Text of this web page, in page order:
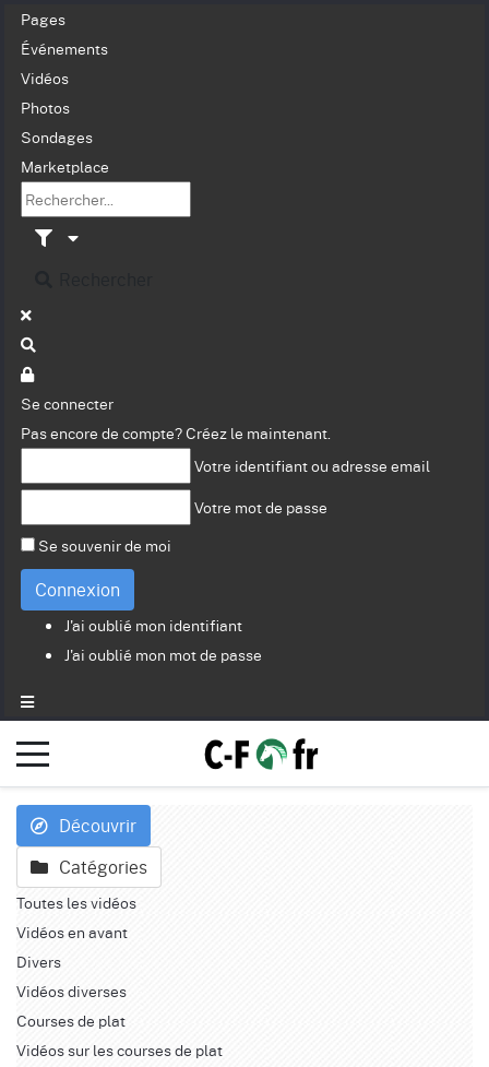
Pages
Événements
Vidéos
Photos
Sondages
Marketplace
Se connecter
Pas encore de compte? Créez le maintenant.
Votre identifiant ou adresse email
Votre mot de passe
Se souvenir de moi
Connexion
J'ai oublié mon identifiant
J'ai oublié mon mot de passe
Découvrir
Catégories
Toutes les vidéos
Vidéos en avant
Divers
Vidéos diverses
Courses de plat
Vidéos sur les courses de plat